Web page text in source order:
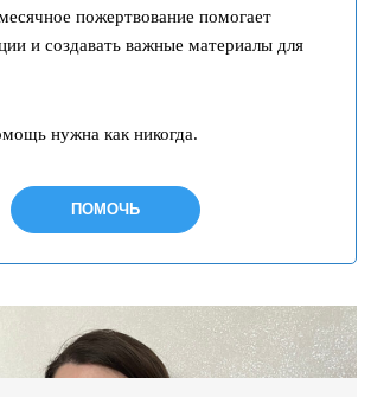
пожертвование помогает
и создавать важные материалы для
нужна как никогда.
ПОМОЧЬ